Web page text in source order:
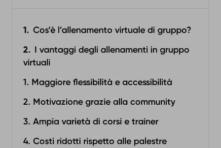
Cos’è l’allenamento virtuale di gruppo?
I vantaggi degli allenamenti in gruppo
virtuali
1. Maggiore flessibilità e accessibilità
2. Motivazione grazie alla community
3. Ampia varietà di corsi e trainer
4. Costi ridotti rispetto alle palestre